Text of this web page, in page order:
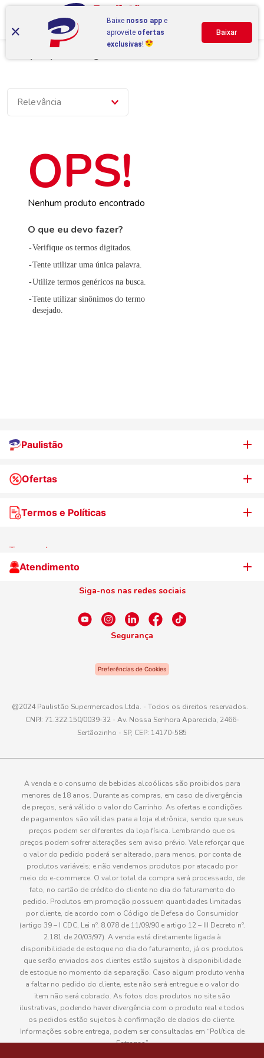
Relevância
Nenhum produto encontrado
O que eu devo fazer?
Verifique os termos digitados.
Tente utilizar uma única palavra.
Utilize termos genéricos na busca.
Tente utilizar sinônimos do termo
desejado.
Paulistão
Quem somos
Nossas lojas
Nosso Cartão
Ofertas
WhatsApp de Ofertas
Televendas
Termos e Políticas
Termos de uso
Centro de Privacidade
Atendimento
E-mail
Siga-nos nas redes sociais
Segurança
Preferências de Cookies
@2024 Paulistão Supermercados Ltda. - Todos os direitos reservados.
CNPJ: 71.322.150/0039-32 - Av. Nossa Senhora Aparecida, 2466-
Sertãozinho - SP, CEP: 14170-585
A venda e o consumo de bebidas alcoólicas são proibidos para
menores de 18 anos. Durante as compras, em caso de divergência
de preços, será válido o valor do Carrinho. As ofertas e condições
de pagamentos são válidas para a loja eletrônica, sendo que seus
preços podem ser diferentes da loja física. Lembrando que os
preços podem sofrer alterações sem aviso prévio. Vale reforçar que
o valor do pedido poderá ser alterado, para menos, por conta de
produtos variáveis; e não vendemos produtos por atacado por
meio do e-commerce. O valor total da compra será processado, de
fato, no cartão de crédito do cliente no dia do faturamento do
pedido. Produtos em promoção possuem quantidades limitadas
por cliente, de acordo com o Código de Defesa do Consumidor
(artigo 39 – I CDC, Lei nº. 8.078 de 11/09/90 e artigo 12 – III Decreto nº.
2.181 de 20/03/97). A venda está diretamente ligada à
disponibilidade de estoque no dia do faturamento, já os produtos
que serão enviados aos clientes estão sujeitos à disponibilidade
de estoque no momento da separação. Caso algum produto venha
a faltar no pedido do cliente, este não será entregue e o valor do
item não será cobrado. As fotos dos produtos no site são
ilustrativas, podendo haver divergência com o produto real e todos
os pedidos estão sujeitos à confirmação de dados do cliente.
Informações sobre entrega, podem ser consultadas em “Política de
Entregas”
Baixe nosso app e
aproveite ofertas
exclusivas!
Baixar